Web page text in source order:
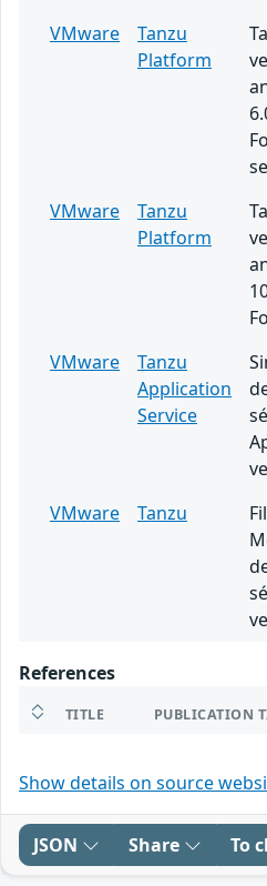
VMware
Tanzu
Platform
VMware
Tanzu
Platform
VMware
Tanzu
Application
Service
VMware
Tanzu
References
TITLE PUBLICATION
Show details on source
JSON Share To